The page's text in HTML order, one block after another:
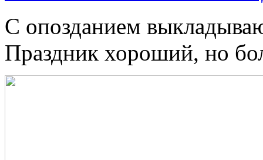
С опозданием
Праздник хороший, но